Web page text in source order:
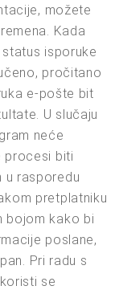
možete
Kada
isporuke
pročitano
e-pošte bit
U slučaju
neće
procesi biti
u rasporedu
pretplatniku
bojom kako bi
poslane,
Pri radu s
se